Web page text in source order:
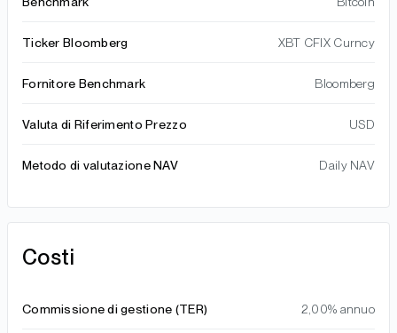
Ticker Bloomberg XBT CFIX Curncy
Fornitore Benchmark Bloomberg
Valuta di Riferimento Prezzo USD
Metodo di valutazione NAV Daily NAV
Costi
Commissione di gestione (TER) 2,00% annuo